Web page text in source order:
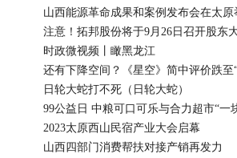
山西能源革命成果和案例发布会在太原
注意！拓邦股份将于9月26日召开股东
时政微视频丨瞰黑龙江
日轮大蛇打不死（日轮大蛇）
2023太原西山民宿产业大会启幕
山西四部门消费帮扶对接产销再发力